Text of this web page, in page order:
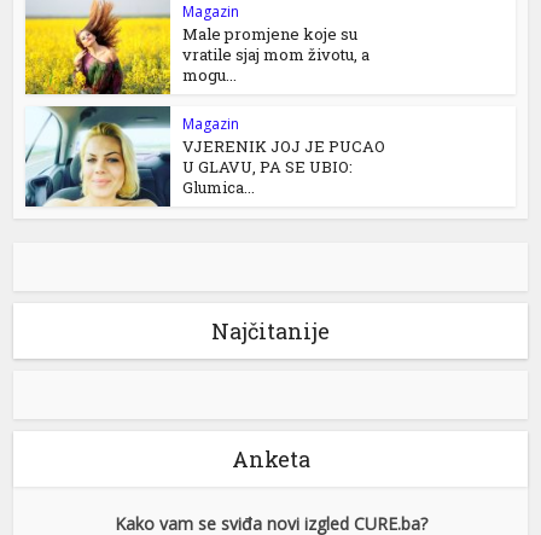
Magazin
Male promjene koje su
vratile sjaj mom životu, a
mogu...
Magazin
VJERENIK JOJ JE PUCAO
U GLAVU, PA SE UBIO:
Glumica...
Najčitanije
Anketa
Kako vam se sviđa novi izgled CURE.ba?